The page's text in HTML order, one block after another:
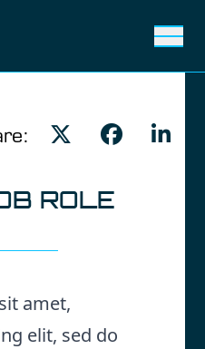
ROLE
amet,
elit, sed do